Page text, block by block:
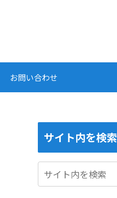
お問い合わせ
サイト内を検索